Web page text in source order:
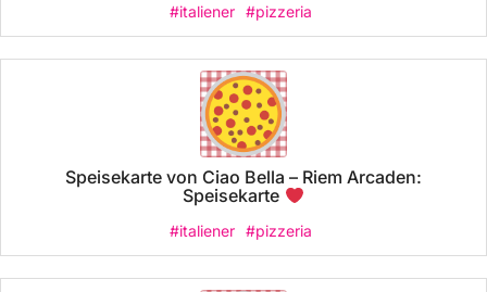
#italiener #pizzeria
Speisekarte von Ciao Bella – Riem Arcaden:
Speisekarte
#italiener #pizzeria